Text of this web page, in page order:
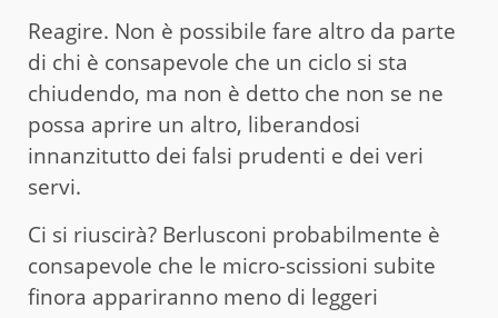
Reagire. Non è possibile fare altro da parte
di chi è consapevole che un ciclo si sta
chiudendo, ma non è detto che non se ne
possa aprire un altro, liberandosi
innanzitutto dei falsi prudenti e dei veri
servi.
Ci si riuscirà? Berlusconi probabilmente è
consapevole che le micro-scissioni subite
finora appariranno meno di leggeri